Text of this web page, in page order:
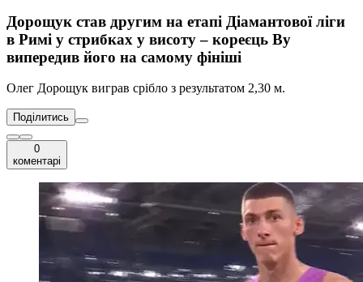
Дорощук став другим на етапі Діамантової ліги
в Римі у стрибках у висоту – кореєць Ву
випередив його на самому фініші
Олег Дорощук виграв срібло з результатом 2,30 м.
Поділитись
0
коментарі